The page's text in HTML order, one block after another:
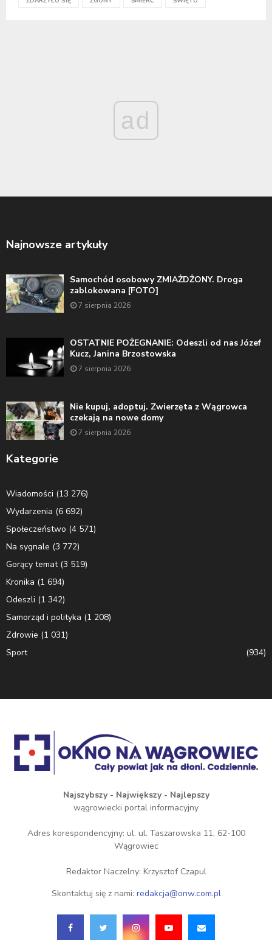
ad
Najnowsze artykuły
Samochód osobowy ZMIAŻDŻONY. Droga
zablokowana [FOTO]
7 sierpnia 2026
OSTATNIE POŻEGNANIE: Odeszli od nas Józef
Kucz, Janina Brzostowska
7 sierpnia 2026
Nie kupuj, adoptuj. Zwierzęta z Wągrowca
czekają na nowe domy
7 sierpnia 2026
Kategorie
Wiadomości (13 276)
Wydarzenia (6 692)
Społeczeństwo (4 571)
Na sygnale (3 772)
Gorący temat(3 519)
Kronika (1 694)
Odeszli (1 342)
Samorząd i polityka (1 208)
Zdrowie (1 031)
Sport
(934)
Najszybszy - Największy - Najlepszy
wągrowiecki portal informacyjny
Adres korespondencyjny: ul. ul. Taszarowska 11, 62-100
Wągrowiec
Redaktor Naczelny: Krzysztof Czapul
Skontaktuj się z nami: redakcja@onw.com.pl